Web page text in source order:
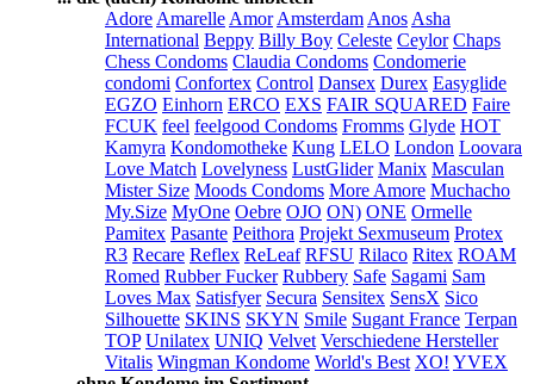
Adore Amarelle Amor Amsterdam Anos Asha
International Beppy Billy Boy Celeste Ceylor Chaps
Chess Condoms Claudia Condoms Condomerie
condomi Confortex Control Dansex Durex Easyglide
EGZO Einhorn ERCO EXS FAIR SQUARED Faire
FCUK feel feelgood Condoms Fromms Glyde HOT
Kamyra Kondomotheke Kung LELO London Loovara
Love Match Lovelyness LustGlider Manix Masculan
Mister Size Moods Condoms More Amore Muchacho
My.Size MyOne Oebre OJO ON) ONE Ormelle
Pamitex Pasante Peithora Projekt Sexmuseum Protex
R3 Recare Reflex ReLeaf RFSU Rilaco Ritex ROAM
Romed Rubber Fucker Rubbery Safe Sagami Sam
Loves Max Satisfyer Secura Sensitex SensX Sico
Silhouette SKINS SKYN Smile Sugant France Terpan
TOP Unilatex UNIQ Velvet Verschiedene Hersteller
Vitalis Wingman Kondome World's Best XO! YVEX